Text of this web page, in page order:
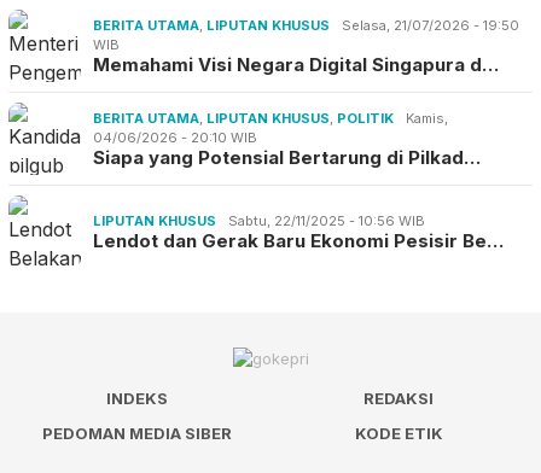
BERITA UTAMA, LIPUTAN KHUSUS
Selasa, 21/07/2026 - 19:50
WIB
Memahami Visi Negara Digital Singapura d…
BERITA UTAMA, LIPUTAN KHUSUS, POLITIK
Kamis,
04/06/2026 - 20:10 WIB
Siapa yang Potensial Bertarung di Pilkad…
LIPUTAN KHUSUS Sabtu, 22/11/2025 - 10:56 WIB
Lendot dan Gerak Baru Ekonomi Pesisir Be…
INDEKS
REDAKSI
PEDOMAN MEDIA SIBER
KODE ETIK